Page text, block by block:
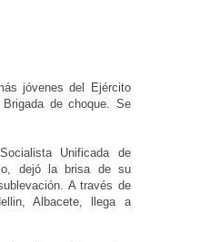
jóvenes del Ejército
de choque. Se
Unificada de
dejó la brisa de su
A través de
Albacete, llega a